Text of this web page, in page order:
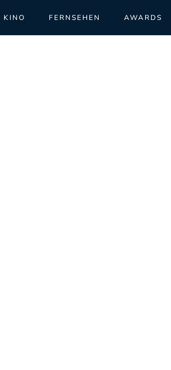
KINO FERNSEHEN AWARDS